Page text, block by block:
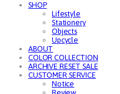
SHOP
Lifestyle
Stationery
Objects
Upcycle
ABOUT
COLOR COLLECTION
ARCHIVE RESET SALE
CUSTOMER SERVICE
Notice